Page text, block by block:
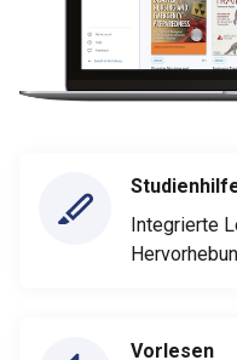
Integrierte
Vorlesen